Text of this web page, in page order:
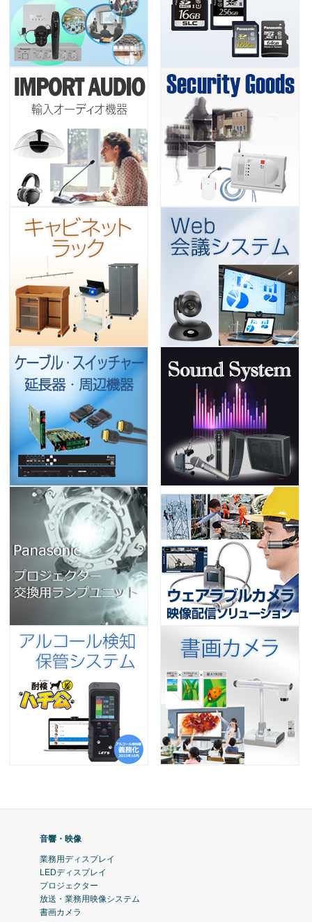
音響・映像
業務用ディスプレイ
LEDディスプレイ
プロジェクター
放送・業務用映像システム
書画カメラ